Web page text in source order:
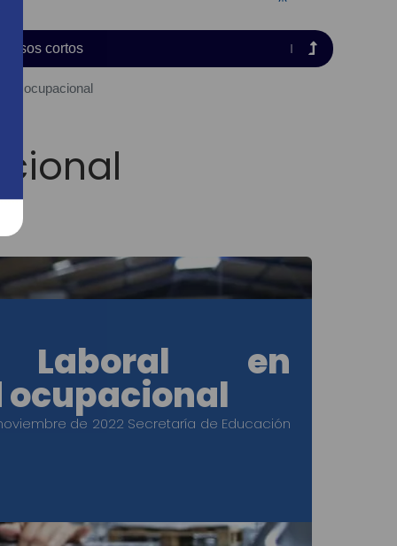
Cursos cortos
ocupacional
Laboral en
de 2022 Secretaría de Educación